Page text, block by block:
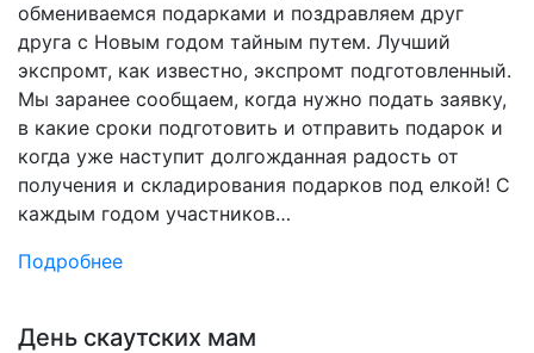
обмениваемся подарками и поздравляем друг
друга с Новым годом тайным путем. Лучший
экспромт, как известно, экспромт подготовленный.
Мы заранее сообщаем, когда нужно подать заявку,
в какие сроки подготовить и отправить подарок и
когда уже наступит долгожданная радость от
получения и складирования подарков под елкой! С
каждым годом участников…
Подробнее
День скаутских мам